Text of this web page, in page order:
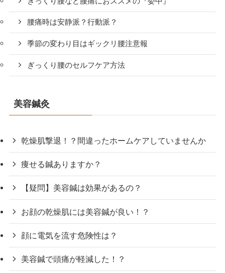
腰痛時は安静派？行動派？
季節の変わり目はギックリ腰注意報
ぎっくり腰のセルフケア方法
美容鍼灸
乾燥肌撃退！？間違ったホームケアしていませんか
痩せる鍼ありますか？
【疑問】美容鍼は効果があるの？
お顔の乾燥肌には美容鍼が良い！？
顔に電気を流す危険性は？
美容鍼で頭痛が軽減した！？